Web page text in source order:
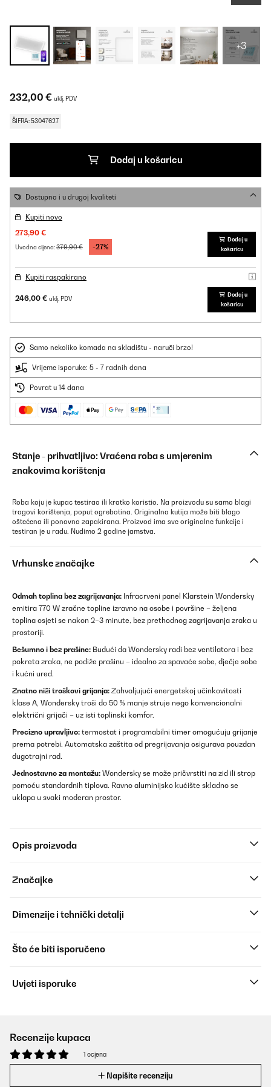
+3
232,00 € uklj. PDV
ŠIFRA: 53047627
Dodaj u košaricu
Dostupno i u drugoj kvaliteti
Kupiti novo
273,90 €
Uvodna cijena:379,90 € -27%
Dodaj u
košaricu
Kupiti raspakirano
246,00 € uklj. PDV
Dodaj u
košaricu
Samo nekoliko komada na skladištu - naruči brzo!
Vrijeme isporuke: 5 - 7 radnih dana
Povrat u 14 dana
Stanje - prihvatljivo: Vraćena roba s umjerenim
znakovima korištenja
Roba koju je kupac testirao ili kratko koristio. Na proizvodu su samo blagi
tragovi korištenja, poput ogrebotina. Originalna kutija može biti blago
oštećena ili ponovno zapakirana. Proizvod ima sve originalne funkcije i
testiran je u radu. Nudimo 2 godine jamstva.
Vrhunske značajke
Odmah toplina bez zagrijavanja: Infracrveni panel Klarstein Wondersky
emitira 770 W zračne topline izravno na osobe i površine – željena
toplina osjeti se nakon 2–3 minute, bez prethodnog zagrijavanja zraka u
prostoriji.
Bešumno i bez prašine: Budući da Wondersky radi bez ventilatora i bez
pokreta zraka, ne podiže prašinu – idealno za spavaće sobe, dječje sobe
i kućni ured.
Znatno niži troškovi grijanja: Zahvaljujući energetskoj učinkovitosti
klase A, Wondersky troši do 50 % manje struje nego konvencionalni
električni grijači – uz isti toplinski komfor.
Precizno upravljivo: termostat i programabilni timer omogućuju grijanje
prema potrebi. Automatska zaštita od pregrijavanja osigurava pouzdan
dugotrajni rad.
Jednostavno za montažu: Wondersky se može pričvrstiti na zid ili strop
pomoću standardnih tiplova. Ravno aluminijsko kućište skladno se
uklapa u svaki moderan prostor.
Opis proizvoda
Značajke
Dimenzije i tehnički detalji
Što će biti isporučeno
Uvjeti isporuke
Recenzije kupaca
1 ocjena
Napišite recenziju